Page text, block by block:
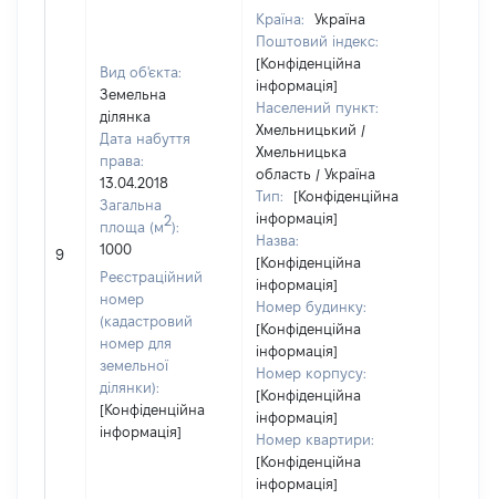
9
Вид об'єкта:
Земельна
ділянка
Дата набуття
права:
13.04.2018
Загальна
площа (м2):
1000
Реєстраційний
номер
(кадастровий
номер для
земельної
ділянки):
[Конфіденційна
інформація]
Країна:
Україна
Поштовий індекс:
[Конфіденційна
інформація]
Населений пункт:
Хмельницький /
Хмельницька
область / Україна
Тип:
[Конфіденційна
інформація]
Назва:
[Конфіденційна
інформація]
Номер будинку:
[Конфіденційна
інформація]
Номер корпусу:
[Конфіденційна
інформація]
Номер квартири:
[Конфіденційна
інформація]